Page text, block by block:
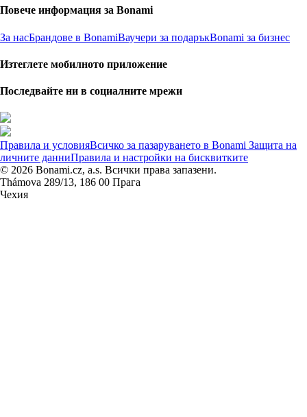
Повече информация за Bonami
За насБрандове в BonamiВаучери за подаръкBonami за бизнес
Изтеглете мобилното приложение
Последвайте ни в социалните мрежи
Правила и условияВсичко за пазаруването в Bonami Защита на
личните данниПравила и настройки на бисквитките
© 2026 Bonami.cz, a.s. Всички права запазени.
Thámova 289/13, 186 00 Прага
Чехия